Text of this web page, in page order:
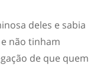
deles e sabia
não tinham
de que quem